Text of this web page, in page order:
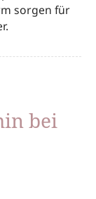
sorgen für
bei